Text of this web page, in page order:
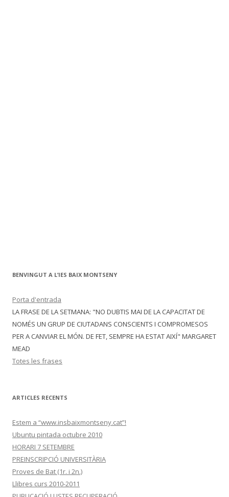
BENVINGUT A L’IES BAIX MONTSENY
Porta d'entrada
LA FRASE DE LA SETMANA: "NO DUBTIS MAI DE LA CAPACITAT DE
NOMÉS UN GRUP DE CIUTADANS CONSCIENTS I COMPROMESOS
PER A CANVIAR EL MÓN. DE FET, SEMPRE HA ESTAT AIXÍ" MARGARET
MEAD
Totes les frases
ARTICLES RECENTS
Estem a “www.insbaixmontseny.cat”!
Ubuntu pintada octubre 2010
HORARI 7 SETEMBRE
PREINSCRIPCIÓ UNIVERSITÀRIA
Proves de Bat (1r. i 2n.)
Llibres curs 2010-2011